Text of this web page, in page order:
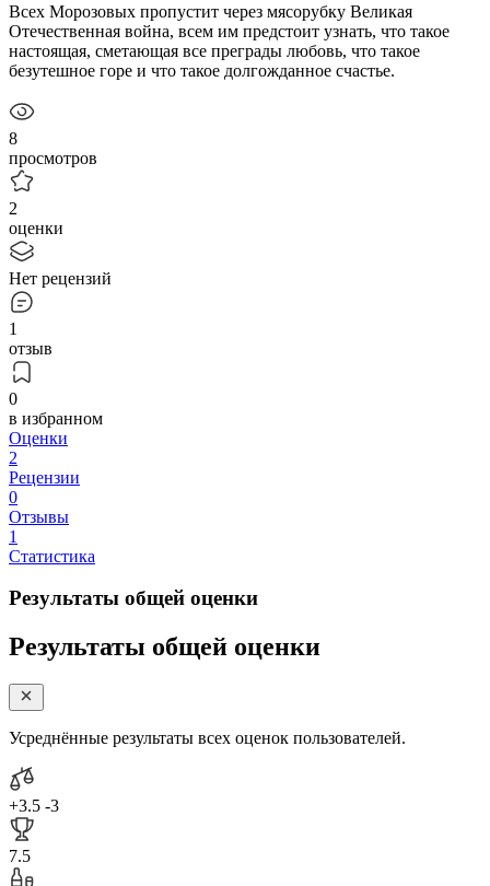
Всех Морозовых пропустит через мясорубку Великая
Отечественная война, всем им предстоит узнать, что такое
настоящая, сметающая все преграды любовь, что такое
безутешное горе и что такое долгожданное счастье.
8
просмотров
2
оценки
Нет рецензий
1
отзыв
0
в избранном
Оценки
2
Рецензии
0
Отзывы
1
Статистика
Результаты общей оценки
Результаты общей оценки
Усреднённые результаты всех оценок пользователей.
+3.5 -3
7.5